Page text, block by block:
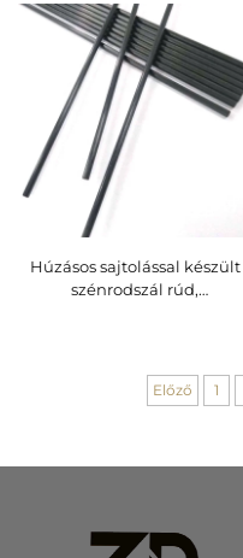
lemez kapható, testre szabott
méretben
Húzásos sajtolással készült
szénrodszál rúd,
Előző 1